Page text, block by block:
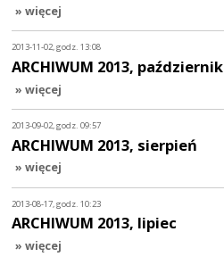
» więcej
2013-11-02, godz. 13:08
ARCHIWUM 2013, październik
» więcej
2013-09-02, godz. 09:57
ARCHIWUM 2013, sierpień
» więcej
2013-08-17, godz. 10:23
ARCHIWUM 2013, lipiec
» więcej